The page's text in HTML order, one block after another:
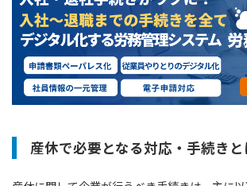
産休で必要となる対応・手続き